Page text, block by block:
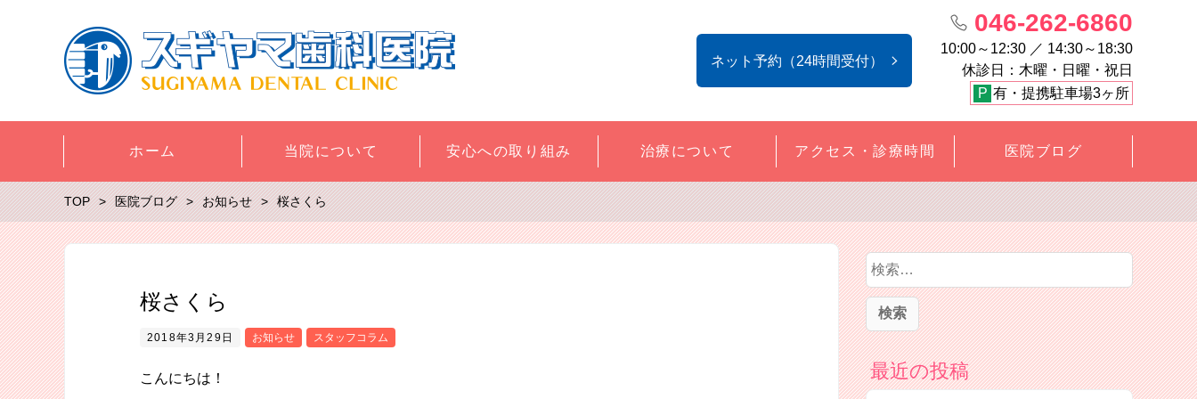
ネット予約（24時間受付）
046-262-6860
10:00～12:30 ／ 14:30～18:30
休診日：木曜・日曜・祝日
P 有・提携駐車場3ヶ所
ホーム 当院について 安心への取り組み 治療について アクセス・診療時間 医院ブログ
TOP 医院ブログ お知らせ 桜さくら
桜さくら
2018年3月29日 お知らせ スタッフコラム
こんにちは！
検
索
最近の投稿